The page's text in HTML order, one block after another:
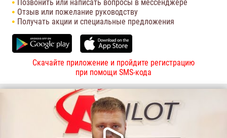
Позвонить или написать вопросы в мессенджере
Отзыв или пожелание руководству
Получать акции и специальные предложения
Скачайте приложение и пройдите регистрацию
при помощи SMS-кода